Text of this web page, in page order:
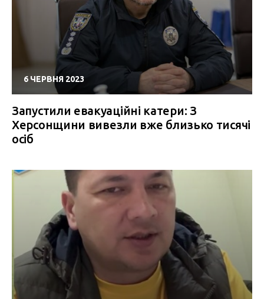
6 ЧЕРВНЯ 2023
Запустили евакуаційні катери: З
Херсонщини вивезли вже близько тисячі
осіб